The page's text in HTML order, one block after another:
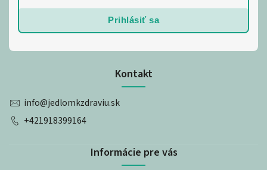
Kontakt
info@jedlomkzdraviu.sk
+421918399164
Informácie pre vás
Prihlásiť sa